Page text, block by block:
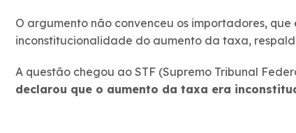
O argumento não convenceu os importadores,
inconstitucionalidade do aumento da taxa,
A questão chegou ao STF (Supremo Tribunal
declarou que o aumento da taxa era